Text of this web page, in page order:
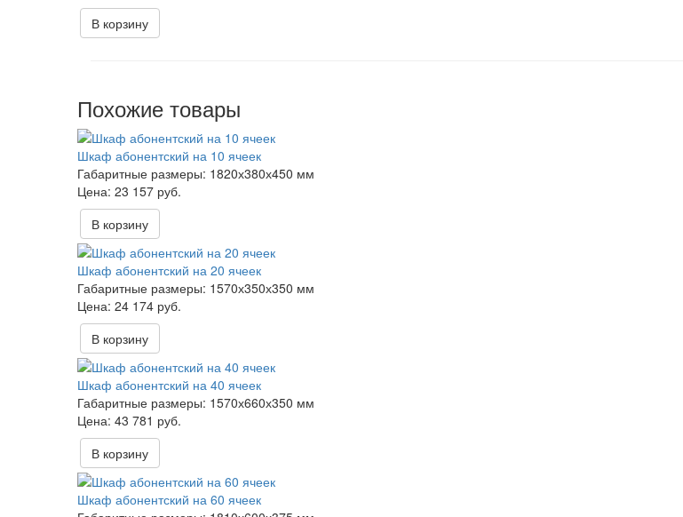
В корзину
Похожие товары
Шкаф абонентский на 10 ячеек
Габаритные размеры: 1820х380х450 мм
23 157 руб.
В корзину
Шкаф абонентский на 20 ячеек
Габаритные размеры: 1570х350х350 мм
24 174 руб.
В корзину
Шкаф абонентский на 40 ячеек
Габаритные размеры: 1570х660х350 мм
43 781 руб.
В корзину
Шкаф абонентский на 60 ячеек